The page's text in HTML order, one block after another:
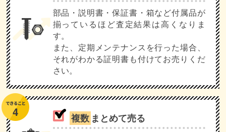
部品・説明書・保証書・箱など付属品が
揃っているほど査定結果は高くなりま
す。
また、定期メンテナンスを行った場合、
それがわかる証明書も付けてお売りくだ
さい。
複数 まとめて売る